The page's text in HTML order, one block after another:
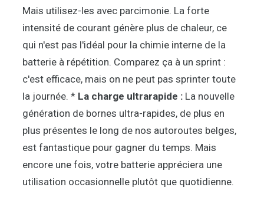
Mais utilisez-les avec parcimonie. La forte
intensité de courant génère plus de chaleur, ce
qui n'est pas l'idéal pour la chimie interne de la
batterie à répétition. Comparez ça à un sprint :
c'est efficace, mais on ne peut pas sprinter toute
la journée. * La charge ultrarapide : La nouvelle
génération de bornes ultra-rapides, de plus en
plus présentes le long de nos autoroutes belges,
est fantastique pour gagner du temps. Mais
encore une fois, votre batterie appréciera une
utilisation occasionnelle plutôt que quotidienne.